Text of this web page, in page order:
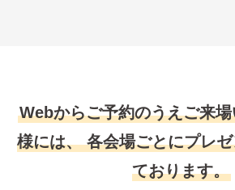
Webからご予約のうえご来
様には、各会場ごとにプレ
ております。